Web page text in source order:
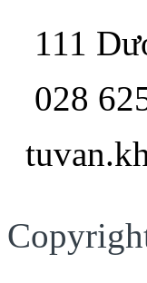
111
028